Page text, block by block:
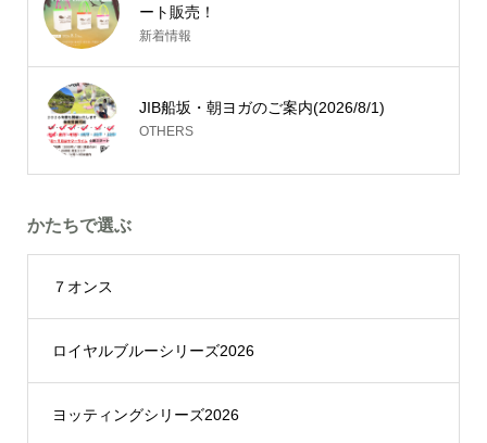
ート販売！
新着情報
JIB船坂・朝ヨガのご案内(2026/8/1)
OTHERS
かたちで選ぶ
７オンス
ロイヤルブルーシリーズ2026
ヨッティングシリーズ2026